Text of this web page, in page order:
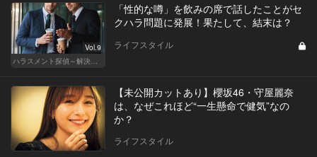
Vol.9
ハラスメント探偵～解決編～
「性的な噂」を飲みの席で話したことがセ
クハラ問題に発展！果たして、結末は？
ライフスタイル
【未公開カットあり】櫻坂46・守屋麗奈
は、なぜこれほど“一生懸命で健気”なの
か？
ライフスタイル